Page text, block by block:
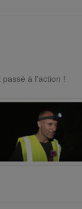
à l'action !